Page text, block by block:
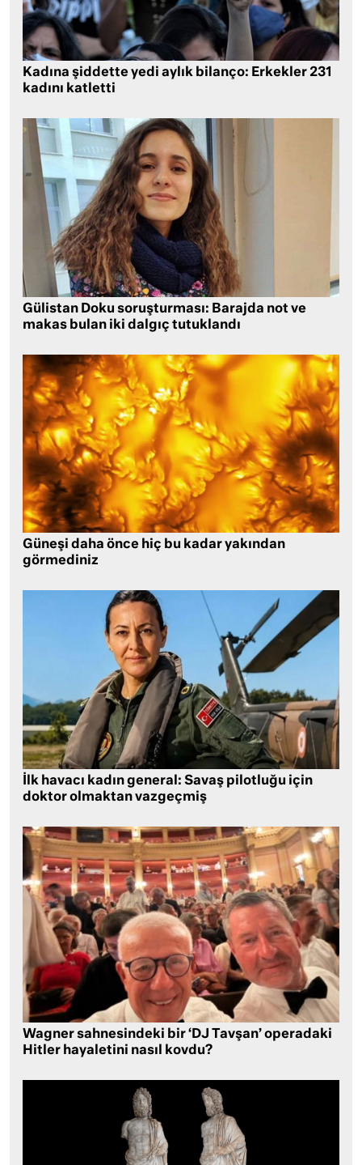
Kadına şiddette yedi aylık bilanço: Erkekler 231
kadını katletti
Gülistan Doku soruşturması: Barajda not ve
makas bulan iki dalgıç tutuklandı
Güneşi daha önce hiç bu kadar yakından
görmediniz
İlk havacı kadın general: Savaş pilotluğu için
doktor olmaktan vazgeçmiş
Wagner sahnesindeki bir ‘DJ Tavşan’ operadaki
Hitler hayaletini nasıl kovdu?